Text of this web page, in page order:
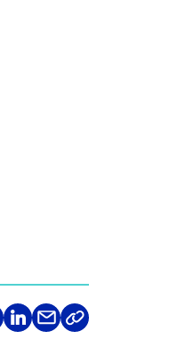
TeilenTeilenLink